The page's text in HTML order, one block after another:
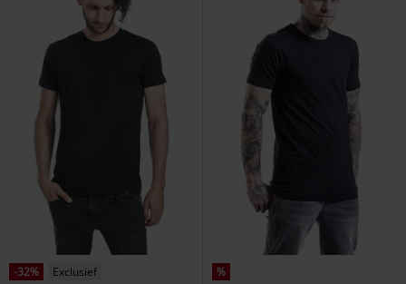
-32%
Exclusief
%